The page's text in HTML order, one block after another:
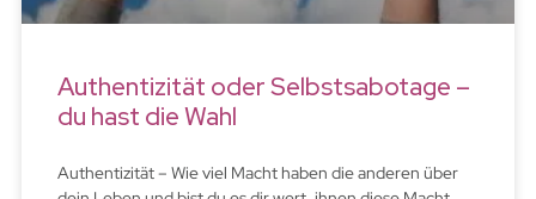
Authentizität oder Selbstsabotage –
du hast die Wahl
Authentizität – Wie viel Macht haben die anderen über